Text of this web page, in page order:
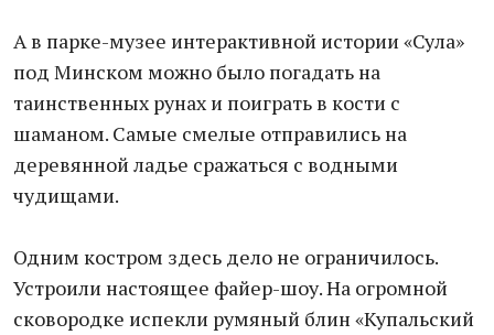
А в парке-музее интерактивной истории «Сула»
под Минском можно было погадать на
таинственных рунах и поиграть в кости с
шаманом. Самые смелые отправились на
деревянной ладье сражаться с водными
чудищами.
Одним костром здесь дело не ограничилось.
Устроили настоящее файер-шоу. На огромной
сковородке испекли румяный блин «Купальский